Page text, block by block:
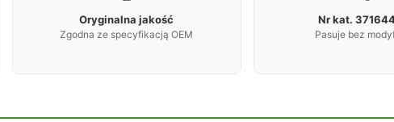
Oryginalna jakość
Zgodna ze specyfikacją OEM
Nr kat.
Pasuje bez